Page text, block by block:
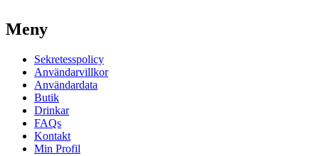
Meny
Sekretesspolicy
Användarvillkor
Användardata
Butik
Drinkar
FAQs
Kontakt
Min Profil